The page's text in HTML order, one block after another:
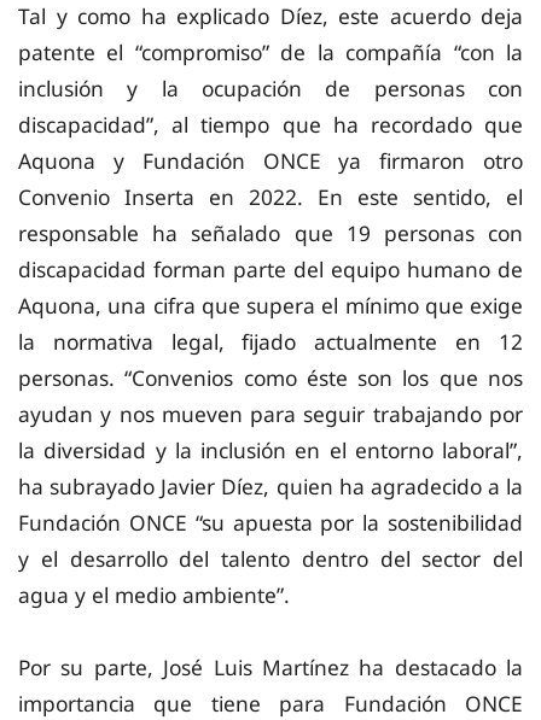
Tal y como ha explicado Díez, este acuerdo deja
patente el “compromiso” de la compañía “con la
inclusión y la ocupación de personas con
discapacidad”, al tiempo que ha recordado que
Aquona y Fundación ONCE ya firmaron otro
Convenio Inserta en 2022. En este sentido, el
responsable ha señalado que 19 personas con
discapacidad forman parte del equipo humano de
Aquona, una cifra que supera el mínimo que exige
la normativa legal, fijado actualmente en 12
personas. “Convenios como éste son los que nos
ayudan y nos mueven para seguir trabajando por
la diversidad y la inclusión en el entorno laboral”,
ha subrayado Javier Díez, quien ha agradecido a la
Fundación ONCE “su apuesta por la sostenibilidad
y el desarrollo del talento dentro del sector del
agua y el medio ambiente”.
Por su parte, José Luis Martínez ha destacado la
importancia que tiene para Fundación ONCE